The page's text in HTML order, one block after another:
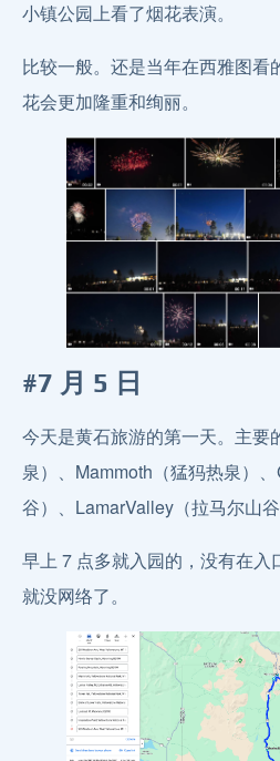
小镇公园上看了烟花表演。
比较一般。还是当年在西雅图看
花会更加隆重和绚丽。
#7 月 5 日
今天是黄石旅游的第一天。主要
泉）、Mammoth（猛犸热泉）
谷）、LamarValley（拉马尔山谷
早上 7 点多就入园的，没有在入
就没网络了。